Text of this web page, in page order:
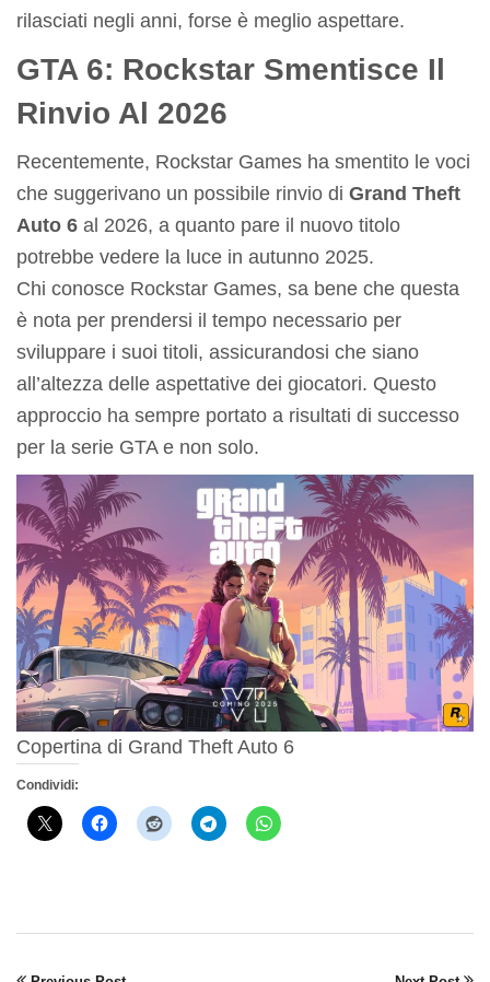
rilasciati negli anni, forse è meglio aspettare.
GTA 6: Rockstar Smentisce Il
Rinvio Al 2026
Recentemente, Rockstar Games ha smentito le voci
che suggerivano un possibile rinvio di Grand Theft
Auto 6 al 2026, a quanto pare il nuovo titolo
potrebbe vedere la luce in autunno 2025.
Chi conosce Rockstar Games, sa bene che questa
è nota per prendersi il tempo necessario per
sviluppare i suoi titoli, assicurandosi che siano
all’altezza delle aspettative dei giocatori. Questo
approccio ha sempre portato a risultati di successo
per la serie GTA e non solo.
Copertina di Grand Theft Auto 6
Condividi: